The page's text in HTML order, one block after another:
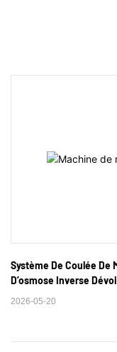
Système De Coulée De
D’osmose Inverse
2026-05-20